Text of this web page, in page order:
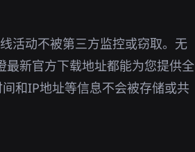
活动不被第三方监控或窃取。无
新官方下载地址都能为您提供全
和IP地址等信息不会被存储或共